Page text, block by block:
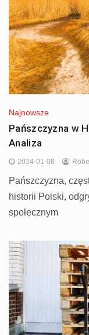
Najnowsze
Pańszczyzna w
Analiza
2024-01-08
Pańszczyzna,
historii Polski,
społecznym